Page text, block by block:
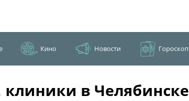
Кино Новости Гороскоп
в Челябинске